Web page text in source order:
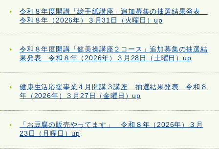
令和８年度開講「絵手紙講座」追加募集の抽選結果発表
令和８年（2026年）３月31日（火曜日）up
令和８年度開講「健美操講座２コース」追加募集の抽選結
果発表 令和８年（2026年）３月28日（土曜日）up
健康生活応援事業４月開講３講座 抽選結果発表 令和８
年（2026年）３月27日（金曜日）up
「お豆腐の販売やってます」 令和８年（2026年）３月
23日（月曜日）up